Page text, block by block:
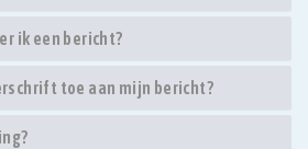
ik een bericht?
toe aan mijn bericht?